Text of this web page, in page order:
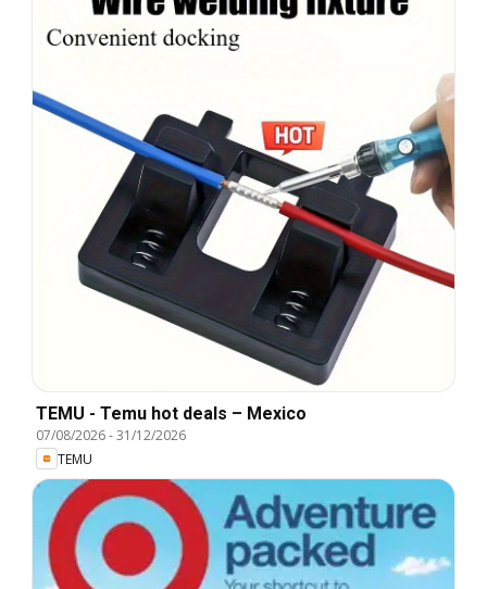
TEMU - Temu hot deals – Mexico
07/08/2026-31/12/2026
TEMU